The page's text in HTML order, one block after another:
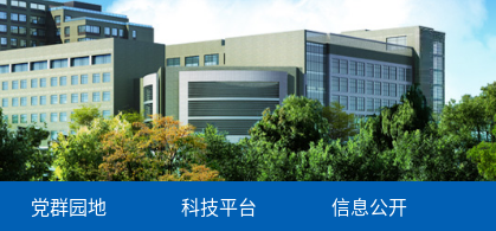
党群园地 科技平台 信息公开